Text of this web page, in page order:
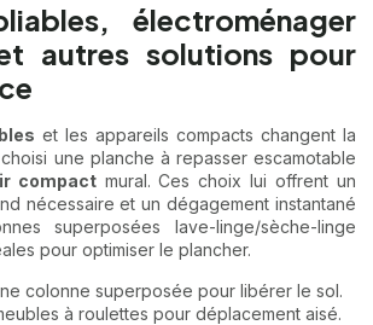
électroménager
autres solutions pour
et les appareils compacts changent la
une planche à repasser escamotable
compactmural. Ces choix lui offrent un
nécessaire et un dégagement instantané
superposées lave-linge/sèche-linge
pour optimiser le plancher.
colonne superposée pour libérer le sol.
à roulettes pour déplacement aisé.